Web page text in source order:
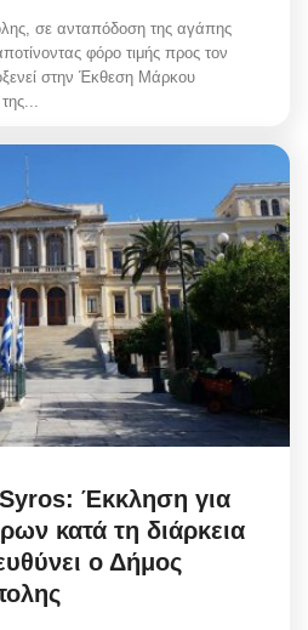
σε ανταπόδοση της αγάπης
φόρο τιμής προς τον
στην Έκθεση Μάρκου
Έκκληση για
κατά τη διάρκεια
ο Δήμος